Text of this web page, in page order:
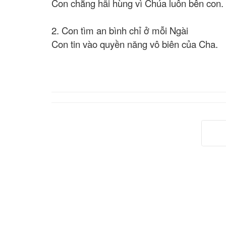
Con chẳng hãi hùng vì Chúa luôn bên con.
2. Con tìm an bình chỉ ở mỗi Ngài
Con tin vào quyền năng vô biên của Cha.